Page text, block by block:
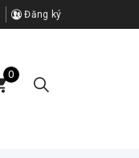
Đăng ký
0